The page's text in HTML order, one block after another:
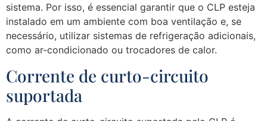
sistema. Por isso, é essencial garantir que o CLP esteja
instalado em um ambiente com boa ventilação e, se
necessário, utilizar sistemas de refrigeração adicionais,
como ar-condicionado ou trocadores de calor.
Corrente de curto-circuito
suportada